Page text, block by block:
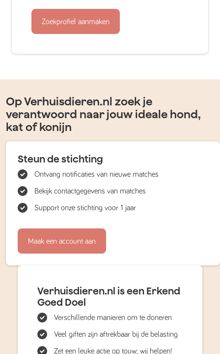
Zoekprofiel aanmaken
Op Verhuisdieren.nl zoek je
verantwoord naar jouw ideale hond,
kat of konijn
Steun de stichting
Ontvang notificaties van nieuwe matches
Bekijk contactgegevens van matches
Support onze stichting voor 1 jaar
Maak een account aan
Verhuisdieren.nl is een Erkend
Goed Doel
Verschillende manieren om te doneren
Veel giften zijn aftrekbaar bij de belasting
Zet een leuke actie op touw; wij helpen!